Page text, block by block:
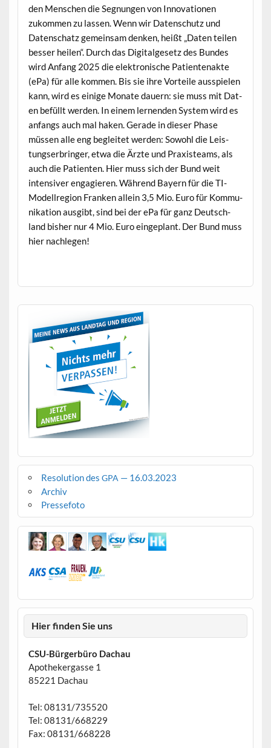
den Men­schen die Seg­nun­gen von Inno­va­tio­nen
zukom­men zu lassen. Wenn wir Daten­schutz und
Daten­schatz gemein­sam denken, heißt „Dat­en teilen
bess­er heilen“. Durch das Dig­i­talge­setz des Bun­des
wird Anfang 2025 die elek­tro­n­is­che Patien­te­nak­te
(ePa) für alle kom­men. Bis sie ihre Vorteile ausspie­len
kann, wird es einige Monate dauern: sie muss mit Dat­
en befüllt wer­den. In einem ler­nen­den Sys­tem wird es
anfangs auch mal hak­en. Ger­ade in dieser Phase
müssen alle eng begleit­et wer­den: Sowohl die Leis­
tungser­bringer, etwa die Ärzte und Prax­is­teams, als
auch die Patien­ten. Hier muss sich der Bund weit
inten­siv­er engagieren. Während Bay­ern für die TI-
Mod­ell­re­gion Franken allein 3,5 Mio. Euro für Kom­mu­
nika­tion aus­gibt, sind bei der ePa für ganz Deutsch­
land bish­er nur 4 Mio. Euro einge­plant. Der Bund muss
hier nachlegen!
Resolution des GPA — 16.03.2023
Archiv
Pressefoto
Hier finden Sie uns
CSU-Bürgerbüro Dachau
Apothekergasse 1
85221 Dachau
Tel: 08131/735520
Tel: 08131/668229
Fax: 08131/668228